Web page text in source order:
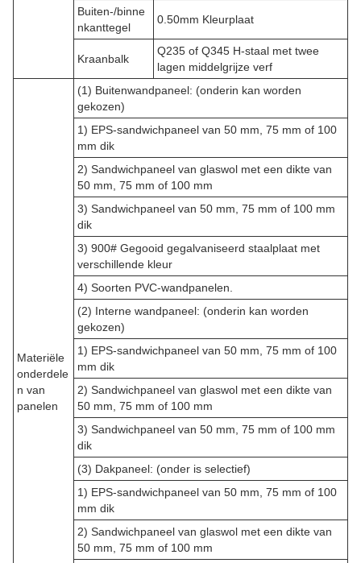
Buiten-/binne
nkanttegel
0.50mm Kleurplaat
Kraanbalk
Q235 of Q345 H-staal met twee
lagen middelgrijze verf
Materiële
onderdele
n van
panelen
(1) Buitenwandpaneel: (onderin kan worden
gekozen)
1) EPS-sandwichpaneel van 50 mm, 75 mm of 100
mm dik
2) Sandwichpaneel van glaswol met een dikte van
50 mm, 75 mm of 100 mm
3) Sandwichpaneel van 50 mm, 75 mm of 100 mm
dik
3) 900# Gegooid gegalvaniseerd staalplaat met
verschillende kleur
4) Soorten PVC-wandpanelen.
(2) Interne wandpaneel: (onderin kan worden
gekozen)
1) EPS-sandwichpaneel van 50 mm, 75 mm of 100
mm dik
2) Sandwichpaneel van glaswol met een dikte van
50 mm, 75 mm of 100 mm
3) Sandwichpaneel van 50 mm, 75 mm of 100 mm
dik
(3) Dakpaneel: (onder is selectief)
1) EPS-sandwichpaneel van 50 mm, 75 mm of 100
mm dik
2) Sandwichpaneel van glaswol met een dikte van
50 mm, 75 mm of 100 mm